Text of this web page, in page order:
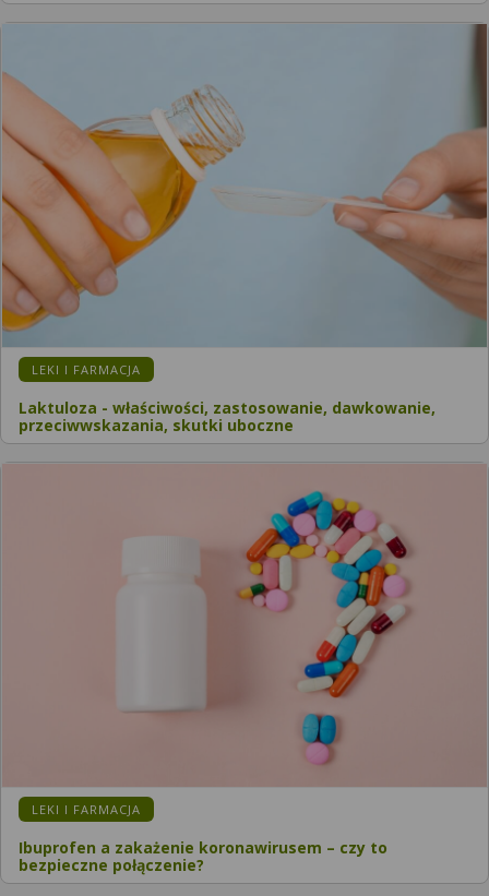
LEKI I FARMACJA
Laktuloza - właściwości, zastosowanie, dawkowanie,
przeciwwskazania, skutki uboczne
LEKI I FARMACJA
Ibuprofen a zakażenie koronawirusem – czy to
bezpieczne połączenie?